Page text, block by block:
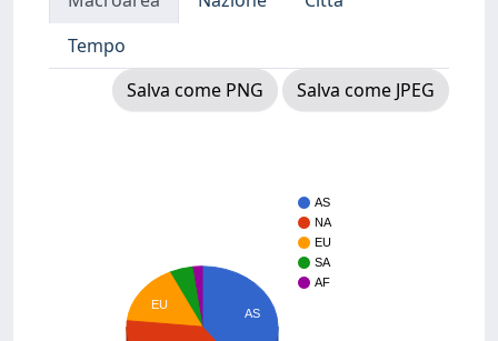
Tempo
Salva come PNG
Salva come JPEG
AS
NA
EU
SA
AF
AS
EU